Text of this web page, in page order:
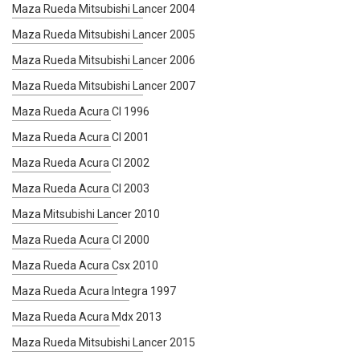
Maza Rueda Mitsubishi Lancer 2004
Maza Rueda Mitsubishi Lancer 2005
Maza Rueda Mitsubishi Lancer 2006
Maza Rueda Mitsubishi Lancer 2007
Maza Rueda Acura Cl 1996
Maza Rueda Acura Cl 2001
Maza Rueda Acura Cl 2002
Maza Rueda Acura Cl 2003
Maza Mitsubishi Lancer 2010
Maza Rueda Acura Cl 2000
Maza Rueda Acura Csx 2010
Maza Rueda Acura Integra 1997
Maza Rueda Acura Mdx 2013
Maza Rueda Mitsubishi Lancer 2015